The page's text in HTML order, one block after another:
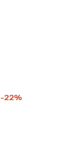
-22%